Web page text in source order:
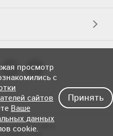
сайта
просмотр
с
сайтов
Ваше
данных
cookie.
Принять